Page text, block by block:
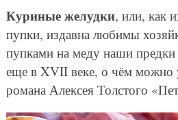
Куриные желудки, или, как
пупки, издавна любимы
пупками на меду наши предки
еще в XVII веке, о чём можно
романа Алексея Толстого